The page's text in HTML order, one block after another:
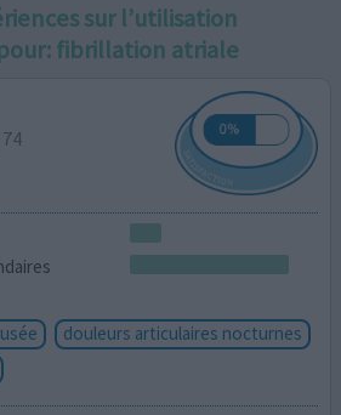
sur l’utilisation
fibrillation atriale
douleurs articulaires nocturnes